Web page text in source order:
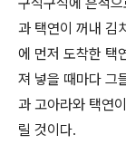
과 택연이 꺼내 김
에 먼저 도착한 택
져 넣을 때마다 그
과 고아라와 택연
릴 것이다.